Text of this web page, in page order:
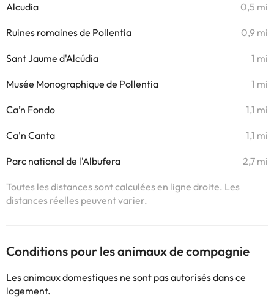
Alcudia 0,5 mi
Ruines romaines de Pollentia 0,9 mi
Sant Jaume d'Alcúdia 1 mi
Musée Monographique de Pollentia 1 mi
Ca’n Fondo 1,1 mi
Ca'n Canta 1,1 mi
Parc national de l'Albufera 2,7 mi
Toutes les distances sont calculées en ligne droite. Les
distances réelles peuvent varier.
Conditions pour les animaux de compagnie
Les animaux domestiques ne sont pas autorisés dans ce
logement.